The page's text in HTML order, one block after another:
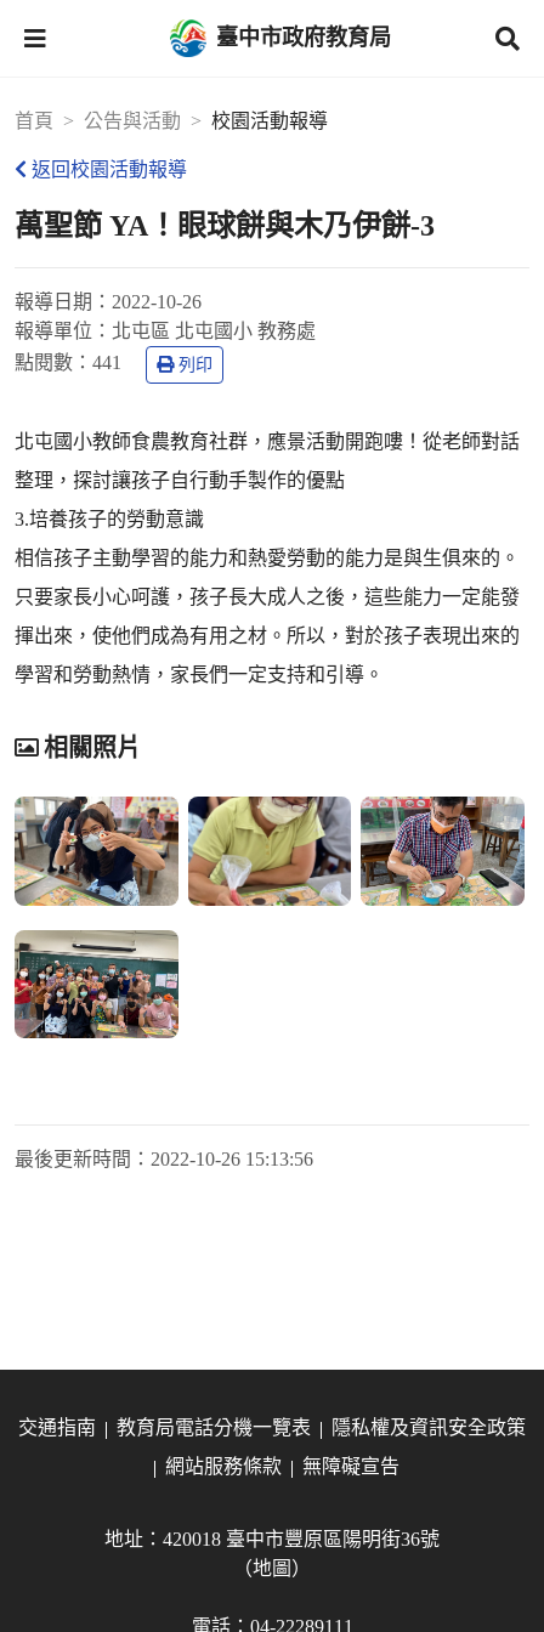
臺中市政府教育局
首頁 公告與活動 校園活動報導
返回校園活動報導
萬聖節 YA！眼球餅與木乃伊餅-3
報導日期： 2022-10-26
報導單位： 北屯區 北屯國小 教務處
點閱數： 441 列印
北屯國小教師食農教育社群，應景活動開跑嘍！從老師對話
整理，探討讓孩子自行動手製作的優點
3.培養孩子的勞動意識
相信孩子主動學習的能力和熱愛勞動的能力是與生俱來的。
只要家長小心呵護，孩子長大成人之後，這些能力一定能發
揮出來，使他們成為有用之材。所以，對於孩子表現出來的
學習和勞動熱情，家長們一定支持和引導。
相關照片
最後更新時間： 2022-10-26 15:13:56
交通指南 教育局電話分機一覽表
隱私權及資訊安全政策
網站服務條款
無障礙宣告
地址：420018 臺中市豐原區陽明街36號
（地圖）
電話：04-22289111